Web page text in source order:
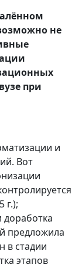
не
при
и
Вот
г.);
предложила
в стадии
этапов